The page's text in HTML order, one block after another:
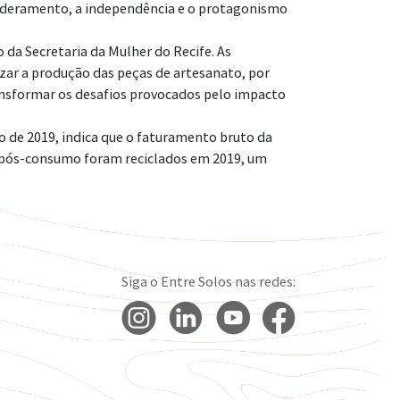
a independência e o protagonismo
Secretaria da Mulher do Recife. As
a produção das peças de artesanato, por
os desafios provocados pelo impacto
2019, indica que o faturamento bruto da
consumo foram reciclados em 2019, um
Siga o Entre Solos nas redes: